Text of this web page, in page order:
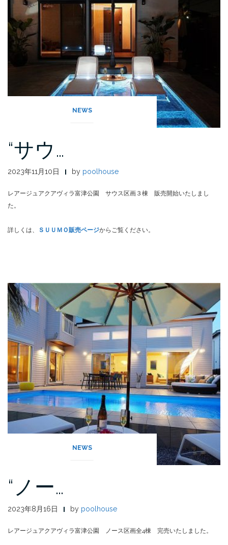
NEWS
“サウ…
2023年11月10日 by poolhouse
レアージュアクアヴィラ富津公園 サウス区画３棟 販売開始いたしまし
た。
詳しくは、 ＳＵＵＭＯ販売ページからご覧ください。
NEWS
“ノー…
2023年8月16日 by poolhouse
レアージュアクアヴィラ富津公園 ノース区画全4棟 完売いたしました。